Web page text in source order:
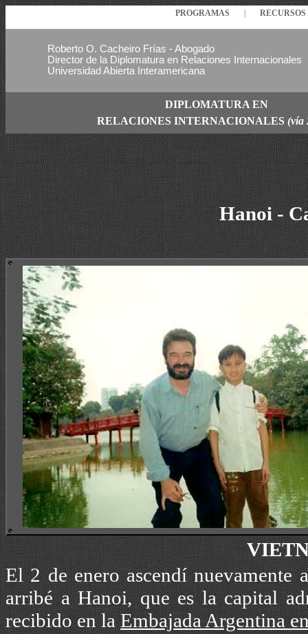
PROGRAMAS
Roberto O. Cacheiro Frías - Abogado
Director de la Diplomatura en Relaciones Internacionales
Universidad Abierta Interamericana
DIPLOMATURA EN
RELACIONES INTERNACIONALES (vía
Hanoi -
El 2 de enero ascendí nuevamente
arribé a Hanoi, que es la capital
recibido en laEmbajada Argentina